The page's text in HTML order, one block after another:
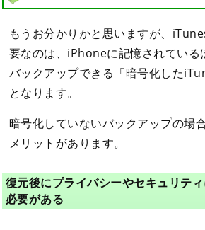
もうお分かりかと思いますが、
要なのは、iPhoneに記憶されている
バックアップできる「暗号化した
となります。
暗号化していないバックアップの場
メリットがあります。
復元後にプライバシーやセキュリテ
必要がある